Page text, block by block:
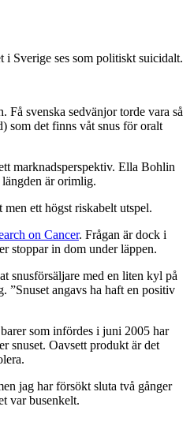
i Sverige ses som politiskt suicidalt.
svenska sedvänjor torde vara så
som det finns våt snus för oralt
marknadsperspektiv. Ella Bohlin
är orimlig.
ett högst riskabelt utspel.
on Cancer. Frågan är dock i
stoppar in dom under läppen.
snusförsäljare med en liten kyl på
. ”Snuset angavs ha haft en positiv
som infördes i juni 2005 har
snuset. Oavsett produkt är det
jag har försökt sluta två gånger
var busenkelt.